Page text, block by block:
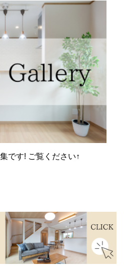
です! ご覧ください↑